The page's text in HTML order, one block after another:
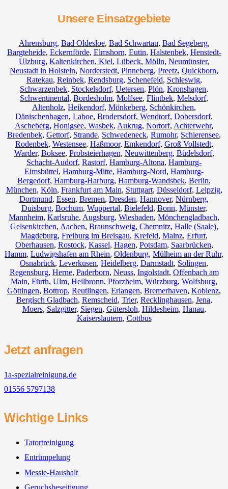
Unsere Einsatzgebiete
Ahrensburg, Bad Oldesloe, Bad Schwartau, Bad Segeberg,
Bargteheide, Eckernförde, Elmshorn, Eutin, Halstenbek, Henstedt-
Ulzburg, Kaltenkirchen, Kiel, Lübeck, Mölln, Neumünster,
Neustadt in Holstein, Norderstedt, Pinneberg, Preetz, Quickborn,
Ratekau, Reinbek, Rendsburg, Schenefeld, Schleswig,
Schwarzenbek, Stockelsdorf, Uetersen, Plön, Kronshagen,
Schwentinental, Bordesholm, Molfsee, Flintbek, Melsdorf,
Altenholz, Heikendorf, Mönkeberg, Schönkirchen,
Dänischenhagen, Laboe, Brodersdorf, Wendtorf, Dobersdorf,
Ascheberg, Honigsee, Wasbek, Aukrug, Nortorf, Achterwehr,
Bredenbek, Gettorf, Strande, Schwedeneck, Rumohr, Schierensee,
Rodenbek, Westensee, Haßmoor, Emkendorf, Groß Vollstedt,
Warder, Boksee, Probsteierhagen, Neuwittenberg, Büdelsdorf,
Schacht-Audorf, Rastorf, Hamburg-Altona, Hamburg-
Eimsbüttel, Hamburg-Mitte, Hamburg-Nord, Hamburg-
Bergedorf, Hamburg-Harburg, Hamburg-Wandsbek, Berlin,
München, Köln, Frankfurt am Main, Stuttgart, Düsseldorf, Leipzig,
Dortmund, Essen, Bremen, Dresden, Hannover, Nürnberg,
Duisburg, Bochum, Wuppertal, Bielefeld, Bonn, Münster,
Mannheim, Karlsruhe, Augsburg, Wiesbaden, Mönchengladbach,
Gelsenkirchen, Aachen, Braunschweig, Chemnitz⁠, Halle (Saale),
Magdeburg, Freiburg im Breisgau, Krefeld, Mainz, Erfurt,
Oberhausen, Rostock, Kassel, Hagen, Potsdam, Saarbrücken,
Hamm, Ludwigshafen am Rhein, Oldenburg, Mülheim an der Ruhr,
Osnabrück, Leverkusen, Heidelberg, Darmstadt, Solingen,
Regensburg, Herne, Paderborn, Neuss, Ingolstadt, Offenbach am
Main, Fürth, Ulm, Heilbronn, Pforzheim, Würzburg, Wolfsburg,
Göttingen, Bottrop, Reutlingen, Erlangen, Bremerhaven, Koblenz,
Bergisch Gladbach, Remscheid, Trier, Recklinghausen, Jena,
Moers, Salzgitter, Siegen, Gütersloh, Hildesheim, Hanau,
Kaiserslautern, Cottbus
Jetzt anfragen
1a-spezialreinigung.de
01556 5797138
Wichtige Links
Tatortreinigung
Entrümpelung
Messie-Haushalt
Geruchsbeseitigung